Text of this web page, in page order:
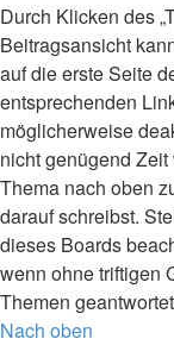
Durch Klicken des
Beitragsansicht
auf die erste Seite
entsprechenden
möglicherweise
nicht genügend
Thema nach oben
darauf schreibst.
dieses Boards
wenn ohne triftigen
Themen
Nach oben